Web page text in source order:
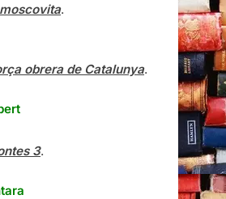
.
obrera de Catalunya.
3.